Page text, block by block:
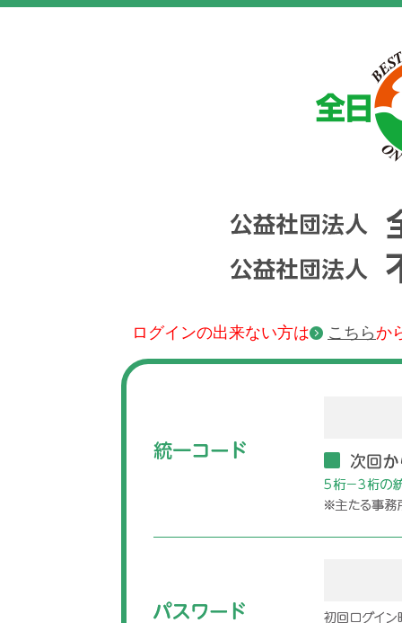
ログインの出来ない方は こちらか